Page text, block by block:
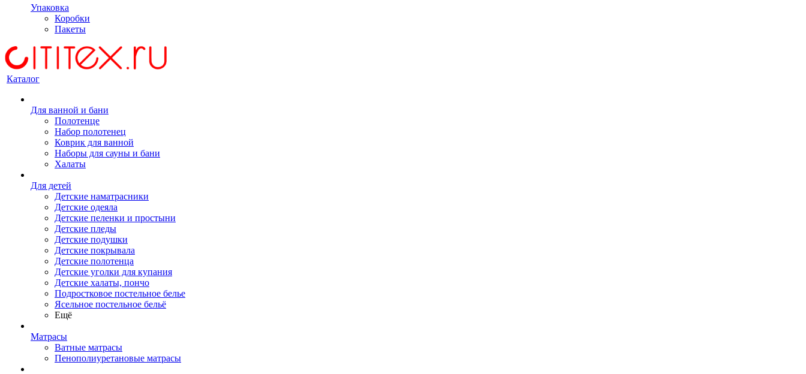
Упаковка
Коробки
Пакеты
Каталог
Для ванной и бани
Полотенце
Набор полотенец
Коврик для ванной
Наборы для сауны и бани
Халаты
Для детей
Детские наматрасники
Детские одеяла
Детские пеленки и простыни
Детские пледы
Детские подушки
Детские покрывала
Детские полотенца
Детские уголки для купания
Детские халаты, пончо
Подростковое постельное белье
Ясельное постельное бельё
Ещё
Матрасы
Ватные матрасы
Пенополиуретановые матрасы